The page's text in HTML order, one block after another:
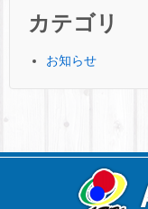
カテゴリ
お知らせ